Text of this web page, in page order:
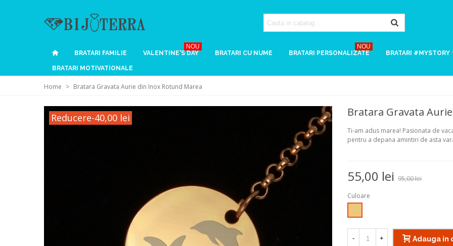
BRATARI FAMILIE VALENTINE'S DAY
NOU
BRATARI CU NUME
BRATARI PERSONALIZATE
NOU
BRATARI #MYSTORY
BRATARI MOTIVATIONALE
Home > Bratara Gravata Aurie din Inox Rotund Marea
Reducere-40,00 lei Bratara Gravata
Ti-am adus marea! Pasionata de
pentru a depana amintiri de asta
55,00 lei 95,00 lei
Culoare
- + Adauga in